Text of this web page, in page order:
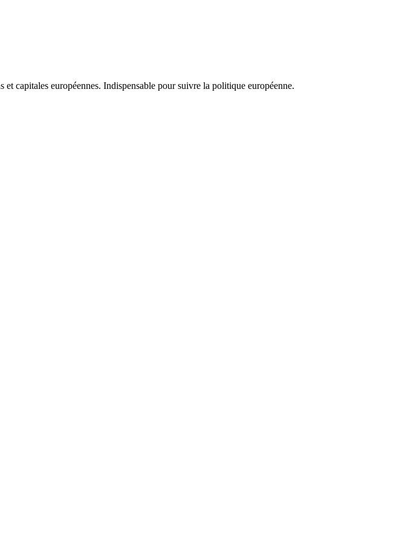
capitales européennes. Indispensable pour suivre la politique européenne.